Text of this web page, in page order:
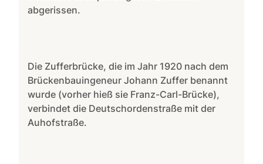
abgerissen.
Die Zufferbrücke, die im Jahr 1920 nach dem
Brückenbauingeneur Johann Zuffer benannt
wurde (vorher hieß sie Franz-Carl-Brücke),
verbindet die Deutschordenstraße mit der
Auhofstraße.